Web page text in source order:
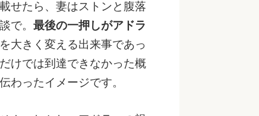
せたら、妻はストンと腹落
で。最後の一押しがアドラ
大きく変える出来事であっ
けでは到達できなかった概
わったイメージです。